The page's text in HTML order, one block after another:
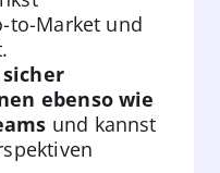
to-Market und
ebenso wie
und kannst